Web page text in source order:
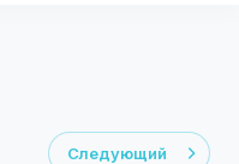
Следующий